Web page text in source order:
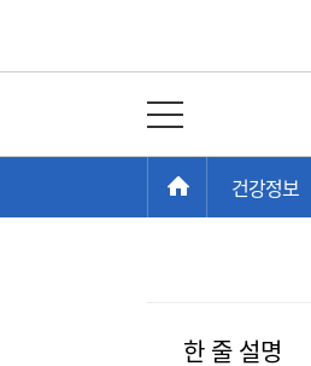
HOME
건강정보
한 줄 설명